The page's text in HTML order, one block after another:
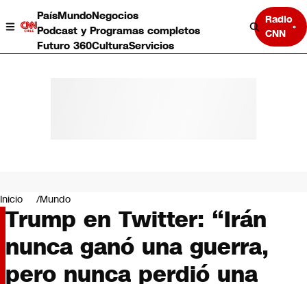
PaísMundoNegocios
Podcast y Programas completos
Futuro 360CulturaServicios
Radio
CNN
Negocios
Deportes
Programas completos
Cultura
Servicios
Bits
Inicio Mundo
Trump en Twitter: “Irán
nunca ganó una guerra,
pero nunca perdió una